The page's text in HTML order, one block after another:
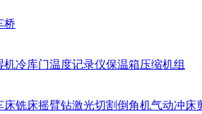
桥
机冷库门温度记录仪保温箱压缩机组
床铣床摇臂钻激光切割倒角机气动冲床